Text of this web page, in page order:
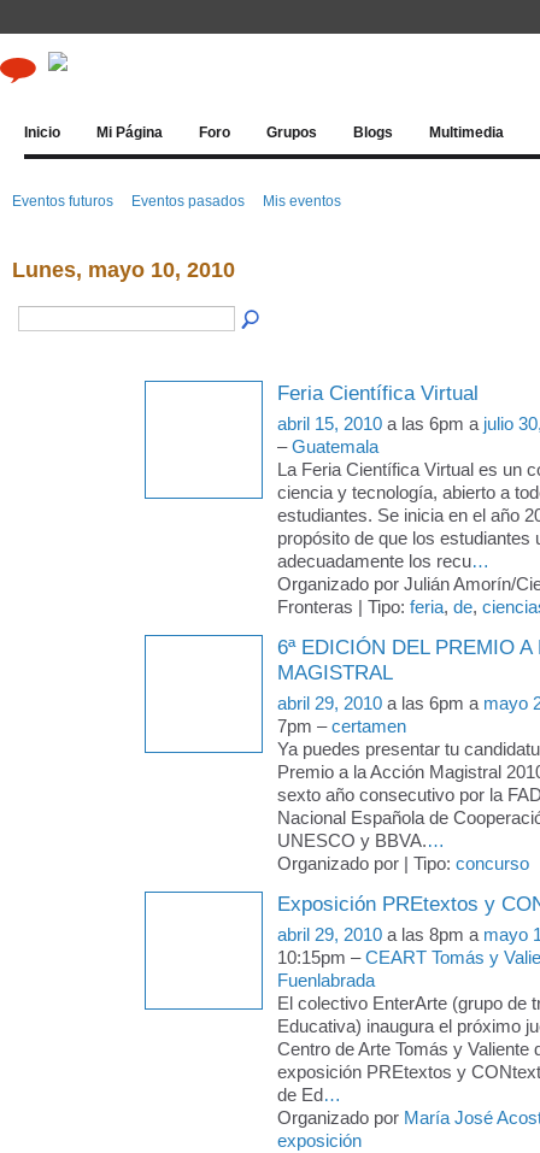
Inicio Mi Página Foro Grupos Blogs Multimedia
Eventos futuros Eventos pasados Mis eventos
Lunes, mayo 10, 2010
Feria Científica Virtual
abril 15, 2010 a las 6pm a julio
–Guatemala
La Feria Científica Virtual es un
ciencia y tecnología, abierto a
estudiantes. Se inicia en el año
propósito de que los estudiantes
adecuadamente los recu…
Organizado por Julián Amorín/
Fronteras | Tipo: feria, de,
6ª EDICIÓN DEL PREMIO A
MAGISTRAL
abril 29, 2010 a las 6pm a mayo
7pm –certamen
Ya puedes presentar tu
Premio a la Acción Magistral
sexto año consecutivo por la
Nacional Española de
UNESCO y BBVA.…
Organizado por | Tipo: concurso
Exposición PREtextos y
abril 29, 2010 a las 8pm a mayo
10:15pm –CEART Tomás y
Fuenlabrada
El colectivo EnterArte (grupo de
Educativa) inaugura el próximo
Centro de Arte Tomás y Valiente
exposición PREtextos y
de Ed…
Organizado por María José
exposición